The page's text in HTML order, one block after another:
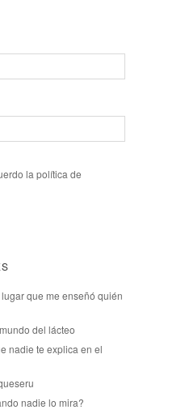
la política de
que me enseñó quién
del lácteo
nadie te explica en el
nadie lo mira?